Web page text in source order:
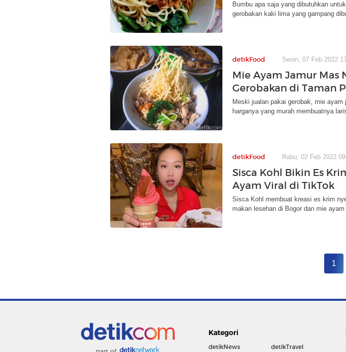
Bumbu apa saja yang dibutuhkan
gerobakan kaki lima yang gampang
detikFood Senin, 07 Feb 2022
Mie Ayam Jamur Mas
Gerobakan di Taman
Meski jualan pakai gerobak, mie
harganya yang murah membuatnya
detikFood Rabu, 02 Feb 2022
Sisca Kohl Bikin Es
Ayam Viral di TikTok
Sisca Kohl membuat kreasi es krim
makan lesehan di Bogor dan mie
1
Kategori
detikNews detikTravel